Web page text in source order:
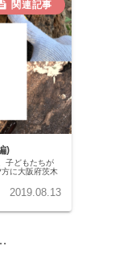
)
子どもたちが
に大阪府茨木
2019.08.13